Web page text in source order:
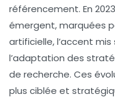
référencement. En
émergent, marquées
artificielle, l’accent mis
l’adaptation des
de recherche. Ces
plus ciblée et